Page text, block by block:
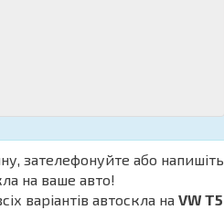
зателефонуйте або напишіть
на ваше авто!
варіантів автоскла на VW T5